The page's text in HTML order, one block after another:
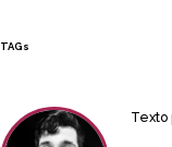
TAGs
Texto